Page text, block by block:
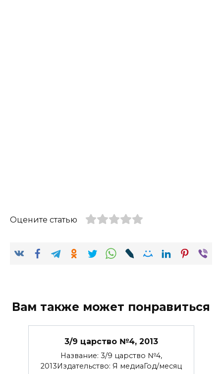
Оцените статью
Вам также может понравиться
3/9 царство №4, 2013
Название: 3/9 царство №4,
2013Издательство: Я медиаГод/месяц